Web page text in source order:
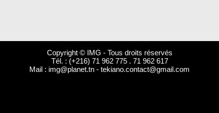
Copyright © IMG - Tous droits réservés
Tél. : (+216) 71 962 775 . 71 962 617
Mail : img@planet.tn - tekiano.contact@gmail.com